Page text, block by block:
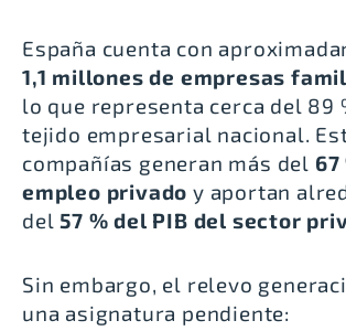
España cuenta con
1,1 millones de empresas
lo que representa cerca del 89
tejido empresarial nacional.
compañías generan más del 67
empleo privado y aportan
del57 % del PIB del sector
Sin embargo, el relevo
una asignatura pendiente: